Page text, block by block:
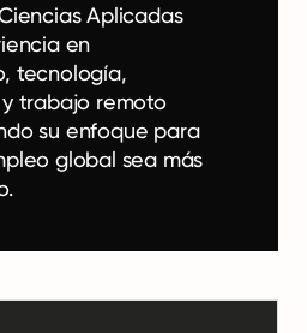
Aplicadas
en
tecnología,
trabajo remoto
su enfoque para
global sea más